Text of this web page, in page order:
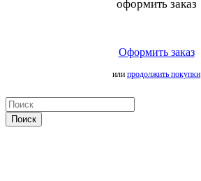
оформить заказ
Оформить заказ
или продолжить покупки
Поиск